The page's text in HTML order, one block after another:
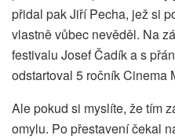
přidal pak Jiří Pecha, jež si
vlastně vůbec nevěděl. Na
festivalu Josef Čadík a s
odstartoval 5 ročník Cinema
Ale pokud si myslíte, že tím
omylu. Po přestavení čekal